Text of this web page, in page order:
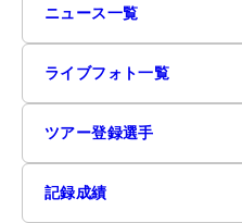
ニュース一覧
ライブフォト一覧
ツアー登録選手
記録成績